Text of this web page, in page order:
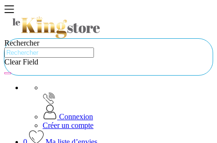
Rechercher
Clear Field
Connexion
Créer un compte